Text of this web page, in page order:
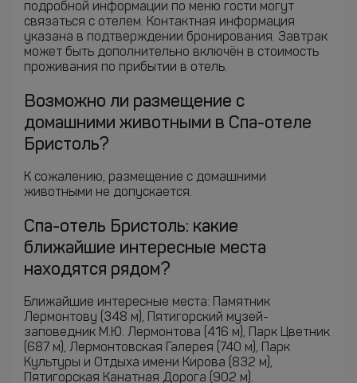
подробной информации по меню гости могут
связаться с отелем. Контактная информация
указана в подтверждении бронирования. Завтрак
может быть дополнительно включён в стоимость
проживания по прибытии в отель.
Возможно ли размещение с
домашними животными в Спа-отеле
Бристоль?
К сожалению, размещение с домашними
животными не допускается.
Спа-отель Бристоль: какие
ближайшие интересные места
находятся рядом?
Ближайшие интересные места: Памятник
Лермонтову (348 м), Пятигорский музей-
заповедник М.Ю. Лермонтова (416 м), Парк Цветник
(687 м), Лермонтовская Галерея (740 м), Парк
Культуры и Отдыха имени Кирова (832 м),
Пятигорская Канатная Дорога (902 м).